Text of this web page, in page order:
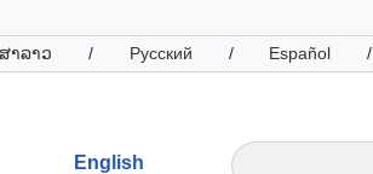
າລາວ / Русский / Español /
English